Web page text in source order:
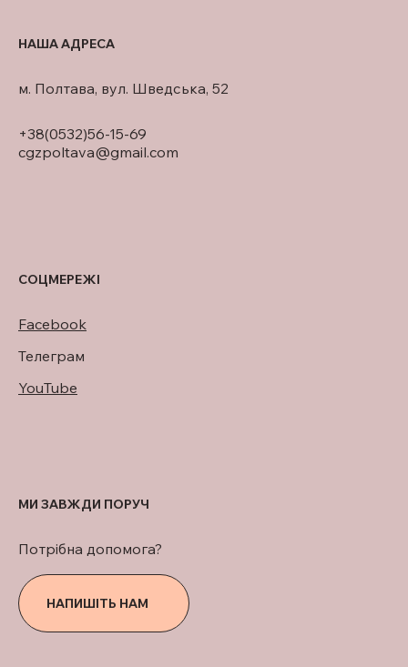
+38(0532)56-15-69
cgzpoltava@gmail.com
м. Полтава, вул. Шведська, 52
НАША АДРЕСА
СОЦМЕРЕЖІ
Facebook
Телеграм
YouTube
НАПИШІТЬ НАМ
Потрібна допомога?
МИ ЗАВЖДИ ПОРУЧ